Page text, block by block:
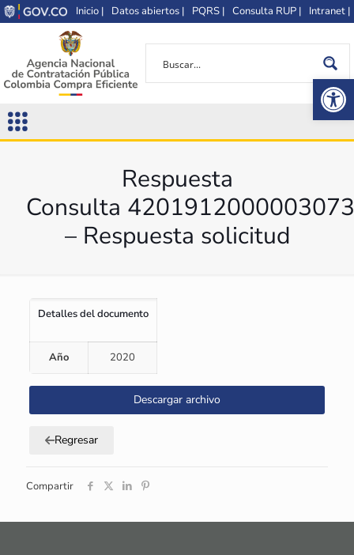
Inicio | Datos abiertos | PQRS | Consulta RUP | Intranet |
Respuesta
Consulta 4201912000003073
– Respuesta solicitud
Detalles del documento
Año 2020
Descargar archivo
Regresar
Compartir